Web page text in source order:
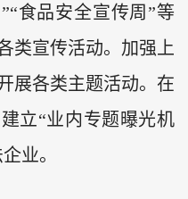
食品安全宣传周”等
类宣传活动。加强上
展各类主题活动。在
立“业内专题曝光机
业。